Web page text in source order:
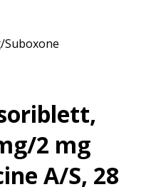
/Suboxone
2 mg
A/S, 28